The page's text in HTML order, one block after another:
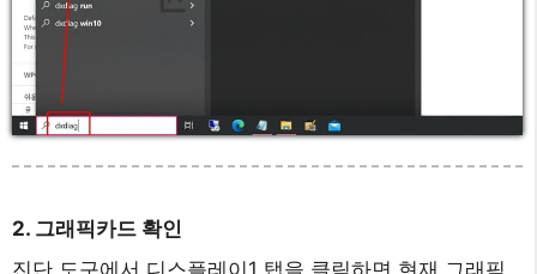
2. 그래픽카드 확인
진단 도구에서 디스플레이1 탭을 클릭하면 현재 그래픽